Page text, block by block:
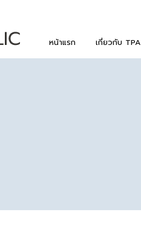
หน้าแรก เกี่ยวกับ TPA